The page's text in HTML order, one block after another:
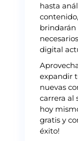
hasta
brindarán
digital
expandir
nuevas
carrera al
hoy
gratis y
éxito!